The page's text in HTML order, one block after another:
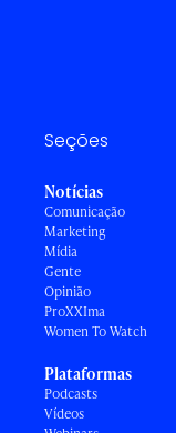
Seções
Notícias
Comunicação
Marketing
Mídia
Gente
Opinião
ProXXIma
Women To Watch
Plataformas
Podcasts
Vídeos